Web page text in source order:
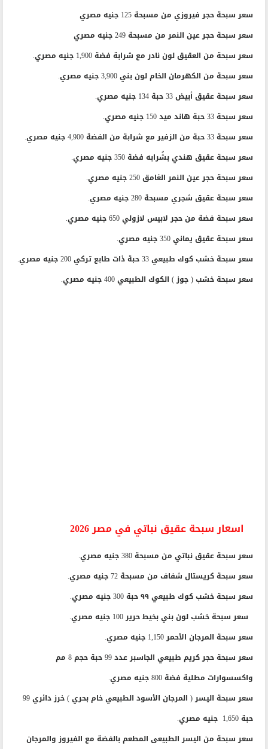
سعر سبحة حجر فيروزي من مسبحة 125 جنيه مصري
سعر سبحة حجر عين النمر من مسبحة 249 جنيه مصري
سعر سبحة من العقيق لون نادر مع شرابة فضة 1,900 جنيه مصري.
سعر سبحة من الكهرمان الخام لون بني 3,900 جنيه مصري.
سعر سبحة عقيق أبيض 33 حبة 134 جنيه مصري.
سعر سبحة 33 حبة هاند ميد 150 جنيه مصري.
سعر سبحة 33 حبة من الزفير مع شرابة من الفضة 4,900 جنيه مصري.
سعر سبحة عقيق هندي بشُرابه فضة 350 جنيه مصري.
سعر سبحة حجر عين النمر الغامق 250 جنيه مصري.
سعر سبحة عقيق شجري مسبحة 280 جنيه مصري.
سعر سبحة فضة من حجر لابيس لازولي 650 جنيه مصري.
سعر سبحة عقيق يماني 350 جنيه مصري.
سعر سبحة خشب كوك طبيعي 33 حبة ذات طابع تركي 200 جنيه مصري.
سعر سبحة خشب ( جوز ) الكوك الطبيعي 400 جنيه مصري.
اسعار سبحة عقيق نباتي في مصر 2026
سعر سبحة عقيق نباتي من مسبحة 380 جنيه مصري.
سعر سبحة كريستال شفاف من مسبحة 72 جنيه مصري.
سعر سبحة خشب كوك طبيعي ٩٩ حبة 300 جنيه مصري.
سعر سبحة خشب لون بني بخيط حرير 100 جنيه مصري.
سعر سبحة المرجان الأحمر 1,150 جنيه مصري.
سعر سبحة حجر كريم طبيعي الجاسبر عدد 99 حبة حجم 8 مم
واكسسوارات مطلية فضة 800 جنيه مصري.
سعر سبحة اليسر ( المرجان الأسود الطبيعي خام بحري ) خرز دائري 99
حبة 1,650 جنيه مصري.
سعر سبحة من اليسر الطبيعى المطعم بالفضة مع الفيروز والمرجان